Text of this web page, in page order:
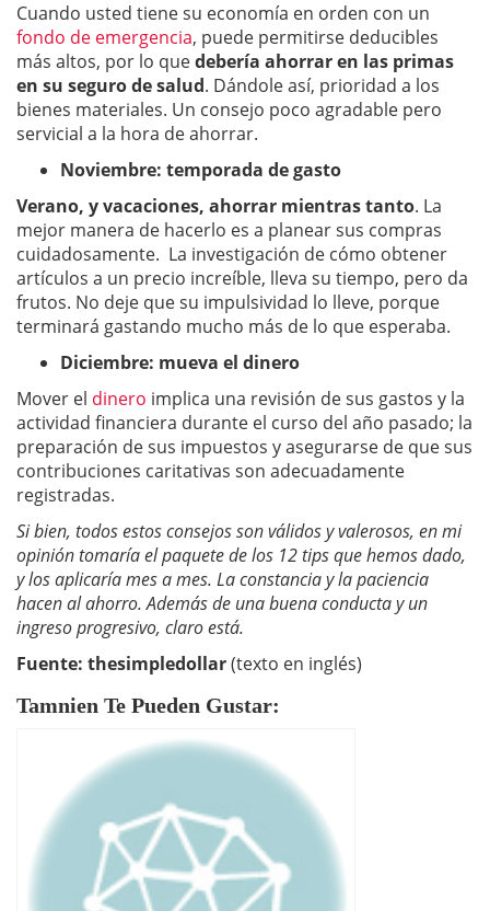
Cuando usted tiene su economía en orden con un
fondo de emergencia, puede permitirse deducibles
más altos, por lo quedebería ahorrar en las primas
en su seguro de salud. Dándole así, prioridad a los
bienes materiales. Un consejo poco agradable pero
servicial a la hora de ahorrar.
Noviembre: temporada de gasto
Verano, y vacaciones, ahorrar mientras tanto. La
mejor manera de hacerlo es a planear sus compras
cuidadosamente. La investigación de cómo obtener
artículos a un precio increíble, lleva su tiempo, pero da
frutos. No deje que su impulsividad lo lleve, porque
terminará gastando mucho más de lo que esperaba.
Diciembre: mueva el dinero
Mover el dinero implica una revisión de sus gastos y la
actividad financiera durante el curso del año pasado; la
preparación de sus impuestos y asegurarse de que sus
contribuciones caritativas son adecuadamente
registradas.
Si bien, todos estos consejos son válidos y valerosos, en mi
opinión tomaría el paquete de los 12 tips que hemos dado,
y los aplicaría mes a mes. La constancia y la paciencia
hacen al ahorro. Además de una buena conducta y un
ingreso progresivo, claro está.
Fuente: thesimpledollar(texto en inglés)
Tamnien Te Pueden Gustar: